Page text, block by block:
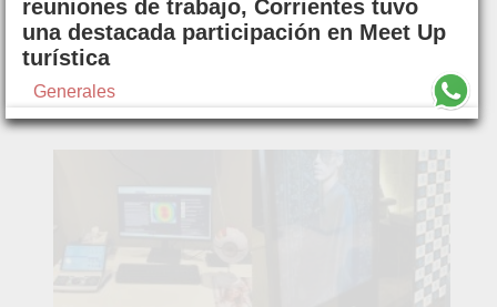
reuniones de trabajo, Corrientes tuvo
una destacada participación en Meet Up
turística
Generales